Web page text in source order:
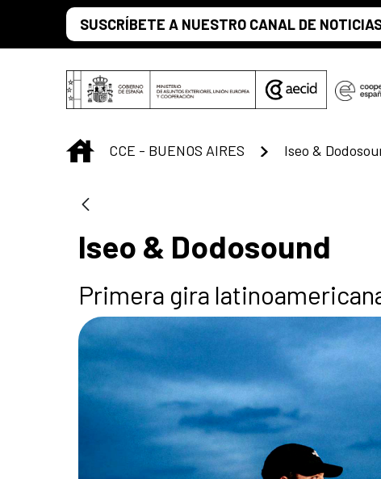
Saltar al contenido principal
SUSCRÍBETE A NUESTRO CANAL DE
INICIO
CCE - BUENOS AIRES Iseo &
Iseo & Dodosound
Primera gira